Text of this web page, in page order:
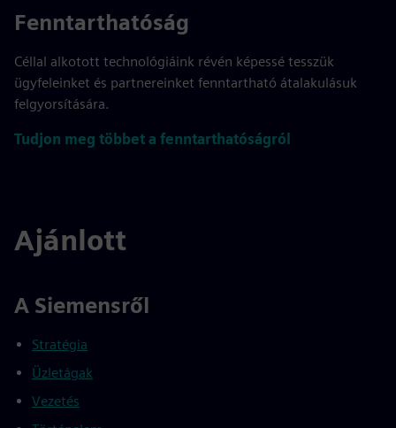
Fenntarthatóság
Céllal alkotott technológiáink révén képessé tesszük
ügyfeleinket és partnereinket fenntartható átalakulásuk
felgyorsítására.
Tudjon meg többet a fenntarthatóságról
Ajánlott
A Siemensről
Stratégia
Üzletágak
Vezetés